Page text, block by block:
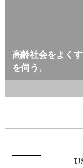
高齢社会をよく
を伺う。